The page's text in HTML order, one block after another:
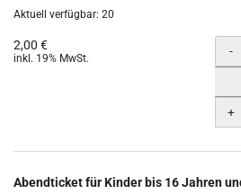
Aktuell verfügbar: 20
2,00 €
inkl. 19% MwSt.
-
+
Abendticket für Kinder bis 16 Jahren